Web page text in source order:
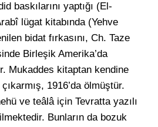
baskılarını yaptığı (El-
lügat kitabında (Yehve
bidat fırkasını, Ch. Taze
Birleşik Amerika’da
Mukaddes kitaptan kendine
1916’da ölmüştür.
ve teâlâ için Tevratta yazılı
Bunların da bozuk